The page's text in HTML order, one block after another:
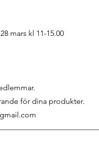
mars kl 11-15.00
för dina produkter.